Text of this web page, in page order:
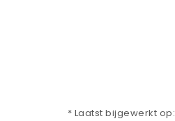
* Laatst bijgewerkt op: